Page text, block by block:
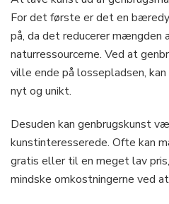
For det første er det en
på, da det reducerer mængden
naturressourcerne. Ved at
ville ende på lossepladsen,
nyt og unikt.
Desuden kan genbrugskunst
kunstinteresserede. Ofte kan
gratis eller til en meget lav
mindske omkostningerne ved